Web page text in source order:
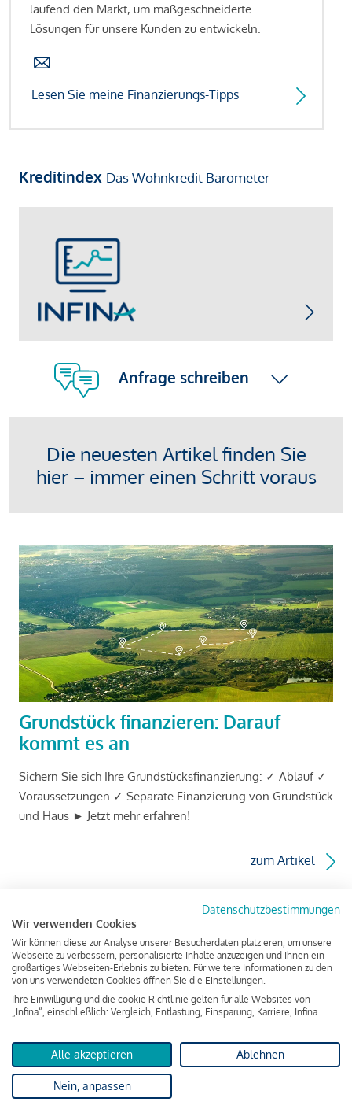
laufend den Markt, um maßgeschneiderte
Lösungen für unsere Kunden zu entwickeln.
Lesen Sie meine Finanzierungs-Tipps
Kreditindex Das Wohnkredit Barometer
Anfrage schreiben
Die neuesten Artikel finden Sie
hier – immer einen Schritt voraus
Grundstück finanzieren: Darauf
kommt es an
Sichern Sie sich Ihre Grundstücksfinanzierung: ✓ Ablauf ✓
Voraussetzungen ✓ Separate Finanzierung von Grundstück
und Haus ► Jetzt mehr erfahren!
zum Artikel
Wie läuft die Vermietung über einen
Datenschutzbestimmungen
Wir verwenden Cookies
Wir können diese zur Analyse unserer Besucherdaten platzieren, um unsere
Webseite zu verbessern, personalisierte Inhalte anzuzeigen und Ihnen ein
großartiges Webseiten-Erlebnis zu bieten. Für weitere Informationen zu den
von uns verwendeten Cookies öffnen Sie die Einstellungen.
Ihre Einwilligung und die cookie Richtlinie gelten für alle Websites von
„Infina“, einschließlich: Vergleich, Entlastung, Einsparung, Karriere, Infina.
Alle akzeptieren Ablehnen
Nein, anpassen